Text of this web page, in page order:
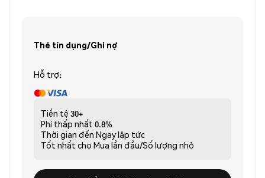
Thẻ tín dụng/Ghi nợ
Hỗ trợ:
Tiền tệ 30+
Phí thấp nhất 0.8%
Thời gian đến Ngay lập tức
Tốt nhất cho Mua lần đầu/Số lượng nhỏ